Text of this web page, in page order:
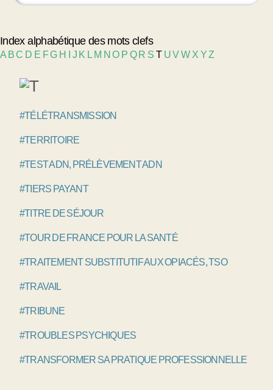
Index alphabétique des mots clefs
A BC D E FG H J K L M NO P Q R S T UVW X YZ
#TÉLÉTRANSMISSION
#TERRITOIRE
#TEST ADN, PRÉLÈVEMENT ADN
#TIERS PAYANT
#TITRE DE SÉJOUR
#TOUR DE FRANCE POUR LA SANTÉ
#TRAITEMENT SUBSTITUTIF AUX OPIACÉS, TSO
#TRAVAIL
#TRIBUNE
#TROUBLES PSYCHIQUES
#TRANSFORMER SA PRATIQUE PROFESSIONNELLE